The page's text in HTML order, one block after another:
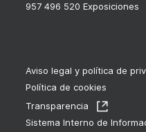
957 496 520 Exposiciones
Aviso legal y política de
Política de cookies
Transparencia
Sistema Interno de